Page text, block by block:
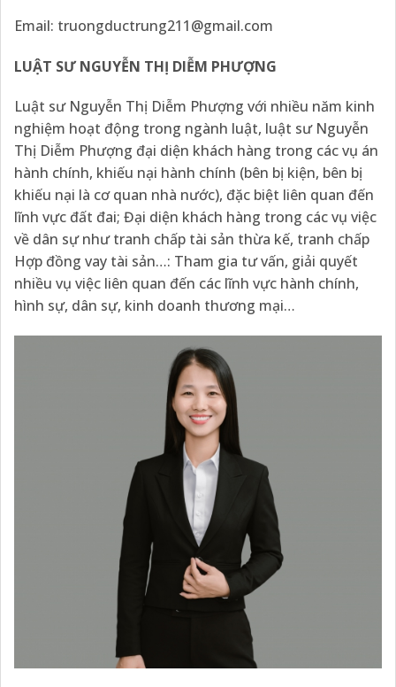
Email: truongductrung211@gmail.com
LUẬT SƯ NGUYỄN THỊ DIỄM PHƯỢNG
Luật sư Nguyễn Thị Diễm Phượng với nhiều năm kinh
nghiệm hoạt động trong ngành luật, luật sư Nguyễn
Thị Diễm Phượng đại diện khách hàng trong các vụ án
hành chính, khiếu nại hành chính (bên bị kiện, bên bị
khiếu nại là cơ quan nhà nước), đặc biệt liên quan đến
lĩnh vực đất đai; Đại diện khách hàng trong các vụ việc
về dân sự như tranh chấp tài sản thừa kế, tranh chấp
Hợp đồng vay tài sản…: Tham gia tư vấn, giải quyết
nhiều vụ việc liên quan đến các lĩnh vực hành chính,
hình sự, dân sự, kinh doanh thương mại…